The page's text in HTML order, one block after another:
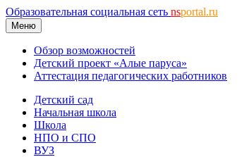
Образовательная социальная сеть nsportal.ru
Меню
Обзор возможностей
Детский проект «Алые паруса»
Аттестация педагогических работников
Детский сад
Начальная школа
Школа
НПО и СПО
ВУЗ